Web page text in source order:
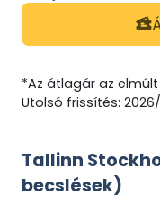
*Az átlagár az
Utolsó frissítés:
Tallinn
becslések)